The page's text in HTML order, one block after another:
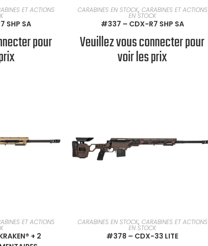
ET ACTIONS
SHP SA
pour
EN SAVOIR PLUS
CARABINES EN STOCK, CARABINES ET ACTIONS
EN STOCK
#337 – CDX-R7 SHP SA
Veuillez vous connecter pour
voir les prix
ET ACTIONS
+ 2
EN SAVOIR PLUS
CARABINES EN STOCK, CARABINES ET ACTIONS
EN STOCK
#378 – CDX-33 LITE